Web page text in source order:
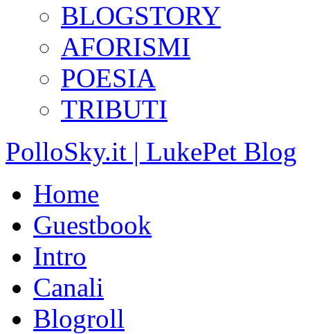
BLOGSTORY
AFORISMI
POESIA
TRIBUTI
PolloSky.it | LukePet Blog
Home
Guestbook
Intro
Canali
Blogroll